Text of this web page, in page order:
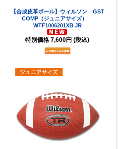
【合成皮革ボール】ウィルソン GST
COMP（ジュニアサイズ）
WTF1006201XB JR
特別価格 7,600円 (税込)